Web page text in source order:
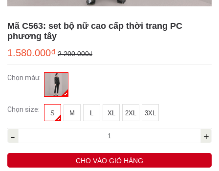
Mã C563: set bộ nữ cao cấp thời trang PC
phương tây
1.580.000₫ 2.200.000₫
Chọn màu:
Chọn size: S M L XL 2XL 3XL
- +
CHO VÀO GIỎ HÀNG